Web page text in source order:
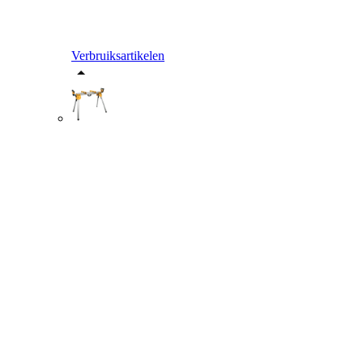
Verbruiksartikelen